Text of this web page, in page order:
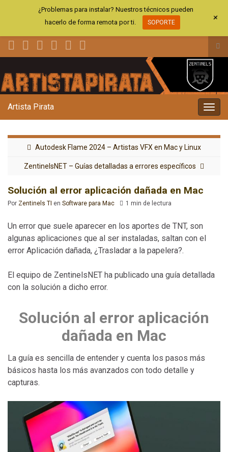
el
la
Artista Pirata
Autodesk Flame 2024 – Artistas VFX en Mac y Linux
ZentinelsNET – Guías detalladas a errores específicos
Solución al error aplicación dañada en Mac
Por Zentinels TI en Software para Mac 1 min de lectura
Un error que suele aparecer en los aportes de TNT, son
algunas aplicaciones que al ser instaladas, saltan con el
error Aplicación dañada, ¿Trasladar a la papelera?.
El equipo de ZentinelsNET ha publicado una guía detallada
con la solución a dicho error.
Solución al error aplicación
dañada en Mac
La guía es sencilla de entender y cuenta los pasos más
básicos hasta los más avanzados con todo detalle y
capturas.
¿Problemas para instalar? Nuestros técnicos pueden
hacerlo de forma remota por ti.
SOPORTE +